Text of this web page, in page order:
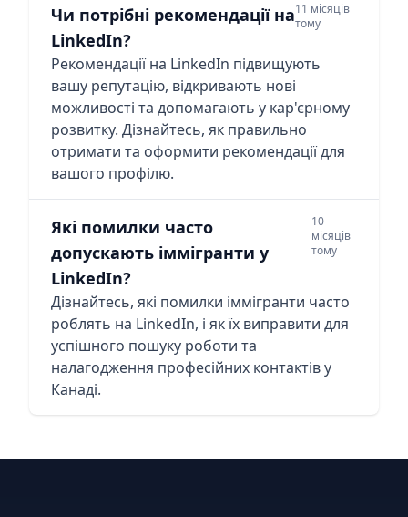
Чи потрібні рекомендації на
LinkedIn?
11 місяців
тому
Рекомендації на LinkedIn підвищують
вашу репутацію, відкривають нові
можливості та допомагають у кар'єрному
розвитку. Дізнайтесь, як правильно
отримати та оформити рекомендації для
вашого профілю.
Які помилки часто
допускають іммігранти у
LinkedIn?
10
місяців
тому
Дізнайтесь, які помилки іммігранти часто
роблять на LinkedIn, і як їх виправити для
успішного пошуку роботи та
налагодження професійних контактів у
Канаді.